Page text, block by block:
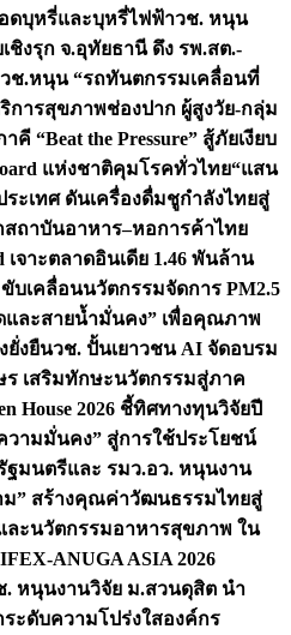
ดบุหรี่และบุหรี่ไฟฟ้าวช. หนุน
ชิงรุก จ.อุทัยธานี ดึง รพ.สต.-
วช.หนุน “รถทันตกรรมเคลื่อนที่
การสุขภาพช่องปาก ผู้สูงวัย-กลุ่ม
คี “Beat the Pressure” สู้ภัยเงียบ
แห่งชาติคุมโรคทั่วไทย“แสน
ระเทศ ดันเครื่องดื่มชูกำลังไทยสู่
สถาบันอาหาร–หอการค้าไทย
จาะตลาดอินเดีย 1.46 พันล้าน
บเคลื่อนนวัตกรรมจัดการ PM2.5
และสายน้ำมั่นคง” เพื่อคุณภาพ
ยั่งยืนวช. ปั้นเยาวชน AI จัดอบรม
เสริมทักษะนวัตกรรมสู่ภาค
House 2026 ชี้ทิศทางทุนวิจัยปี
วามมั่นคง” สู่การใช้ประโยชน์
ฐมนตรีและ รมว.อว. หนุนงาน
” สร้างคุณค่าวัฒนธรรมไทยสู่
ละนวัตกรรมอาหารสุขภาพ ใน
ANUGA ASIA 2026
. หนุนงานวิจัย ม.สวนดุสิต นำ
ระดับความโปร่งใสองค์กร